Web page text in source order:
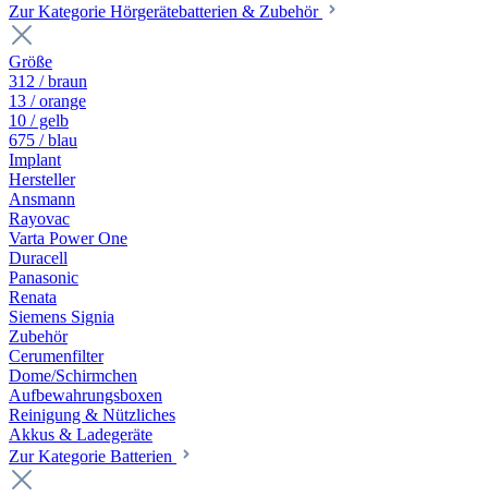
Zur Kategorie Hörgerätebatterien & Zubehör
Größe
312 / braun
13 / orange
10 / gelb
675 / blau
Implant
Hersteller
Ansmann
Rayovac
Varta Power One
Duracell
Panasonic
Renata
Siemens Signia
Zubehör
Cerumenfilter
Dome/Schirmchen
Aufbewahrungsboxen
Reinigung & Nützliches
Akkus & Ladegeräte
Zur Kategorie Batterien